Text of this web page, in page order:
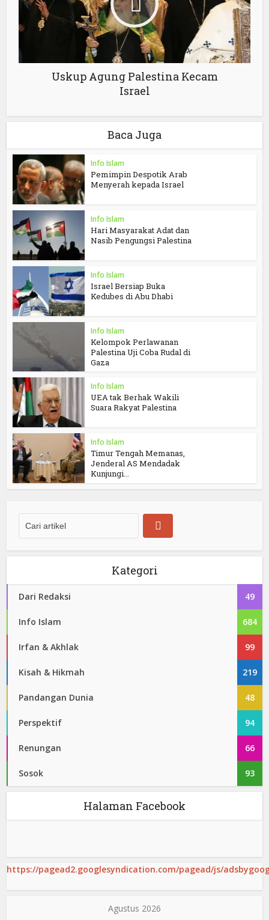
Uskup Agung Palestina Kecam
Israel
Baca Juga
Info Islam
Pemimpin Despotik Arab
Menyerah kepada Israel
Info Islam
Hari Masyarakat Adat dan
Nasib Pengungsi Palestina
Info Islam
Israel Bersiap Buka
Kedubes di Abu Dhabi
Info Islam
Kelompok Perlawanan
Palestina Uji Coba Rudal di
Gaza
Info Islam
UEA tak Berhak Wakili
Suara Rakyat Palestina
Info Islam
Timur Tengah Memanas,
Jenderal AS Mendadak
Kunjungi...
Kategori
Dari Redaksi 49
Info Islam 684
Irfan & Akhlak 99
Kisah & Hikmah 219
Pandangan Dunia 48
Perspektif 94
Renungan 66
Sosok 93
Halaman Facebook
https://pagead2.googlesyndication.com/pagead/js/
Agustus 2026